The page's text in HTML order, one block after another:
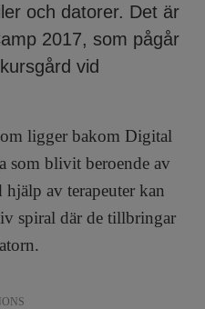
och datorer. Det är
2017, som pågår
vid
ligger bakom Digital
som blivit beroende av
av terapeuter kan
spiral där de tillbringar